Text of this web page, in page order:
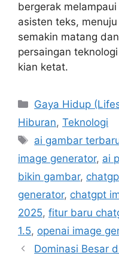
bergerak
asisten teks,
semakin matang
persaingan
kian ketat.
C
a
e
g
o
r
i
s
Gaya Hidup
Hiburan, Teknologi
T
a
g
s
ai gambar
image generator, ai
bikin gambar,
generator, chatgpt
2025, fitur baru
1.5, openai image
Dominasi Besar